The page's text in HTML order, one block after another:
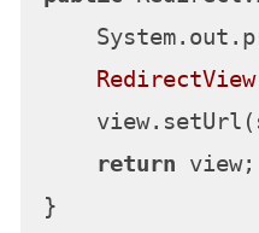
RedirectView
return view;